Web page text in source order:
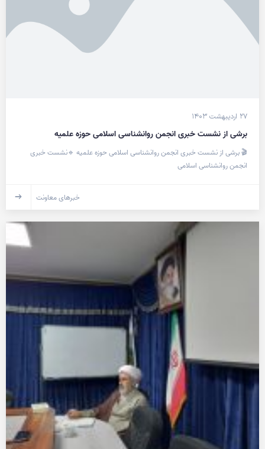
۲۷ اردیبهشت ۱۴۰۳
برشی از نشست خبری انجمن روانشناسی اسلامی حوزه علمیه
🎬 برشی از نشست خبری انجمن روانشناسی اسلامی حوزه علمیه 🔹نشست خبری
انجمن روانشناسی اسلامی
خبرهای معاونت